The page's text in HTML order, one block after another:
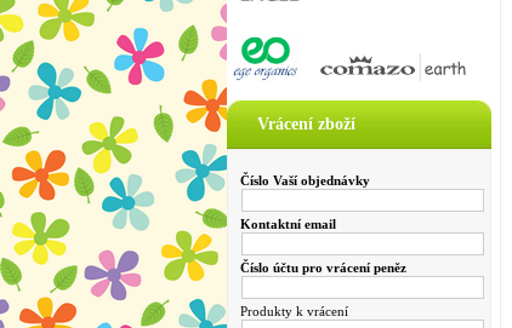
Vrácení zboží
Číslo Vaší objednávky
Kontaktní email
Číslo účtu pro vrácení peněz
Produkty k vrácení